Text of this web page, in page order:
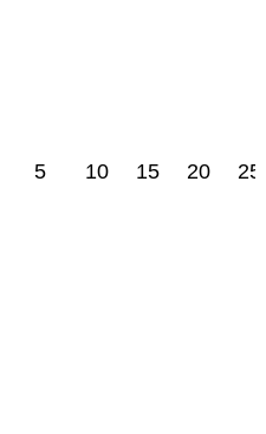
5 10 15 20 25